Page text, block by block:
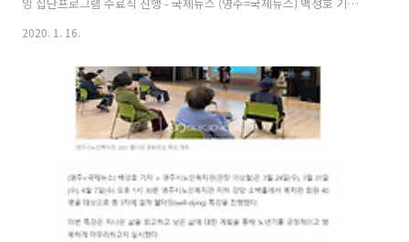
영주시노인복지관(관장 이상철)은 ‘아름다운 삶, 아름다운 마무리’ 웰다
터 7월까지 약 4 www.gukjenews.com
2020. 1. 16.